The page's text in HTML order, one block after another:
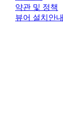
약관 및 정책
뷰어 설치안내